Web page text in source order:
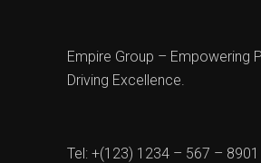
Empire Group – Empowering
Driving Excellence.
Tel: +(123) 1234 – 567 – 8901